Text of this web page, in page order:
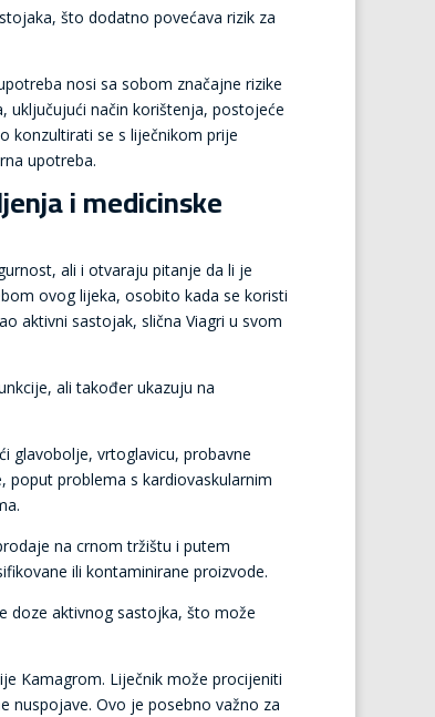
što dodatno povećava rizik za
nosi sa sobom značajne rizike
uključujući način korištenja, postojeće
konzultirati se s liječnikom prije
upotreba.
i medicinske
ali i otvaraju pitanje da li je
ovog lijeka, osobito kada se koristi
aktivni sastojak, slična Viagri u svom
ali također ukazuju na
glavobolje, vrtoglavicu, probavne
poput problema s kardiovaskularnim
na crnom tržištu i putem
ili kontaminirane proizvode.
doze aktivnog sastojka, što može
Kamagrom. Liječnik može procijeniti
nuspojave. Ovo je posebno važno za